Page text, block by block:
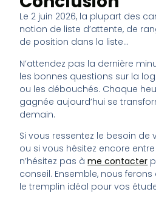
Le 2 juin 2026, la plupart des
notion de liste d’attente, de
de position dans la liste…
N’attendez pas la dernière
les bonnes questions sur la
ou les débouchés. Chaque
gagnée aujourd’hui se
demain.
Si vous ressentez le besoin de
ou si vous hésitez encore
n’hésitez pas àme contacter
conseil. Ensemble, nous
le tremplin idéal pour vos